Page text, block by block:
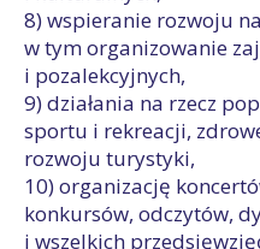
8) wspieranie rozwoju
w tym organizowanie
i pozalekcyjnych,
9) działania na rzecz
sportu i rekreacji,
rozwoju turystyki,
10) organizację
konkursów, odczytów,
i wszelkich